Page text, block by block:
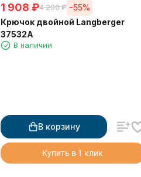
1 908 ₽4 200 ₽ -55%
Крючок двойной Langberger
37532A
В наличии
В корзину
Купить в 1 клик